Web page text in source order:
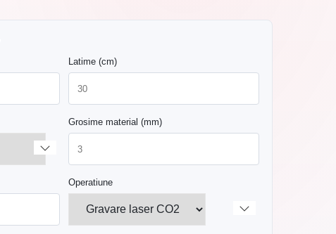
Latime (cm)
Grosime material (mm)
Operatiune